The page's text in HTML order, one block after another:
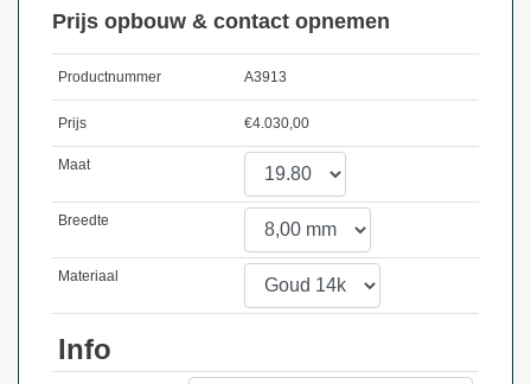
Prijs opbouw & contact opnemen
Productnummer A3913
Prijs €4.030,00
Maat
Breedte
Materiaal
Info